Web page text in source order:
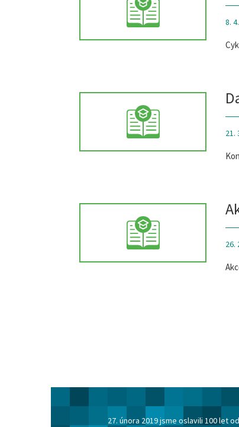
8.
21.
26.
27. února 2019 jsme oslavili 100 let